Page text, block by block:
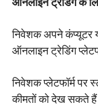
ऑनलाइन ट्रेडिंग के
निवेशक अपने कंप्यूटर
ऑनलाइन ट्रेडिंग
निवेशक प्लेटफॉर्म पर
कीमतों को देख सकते